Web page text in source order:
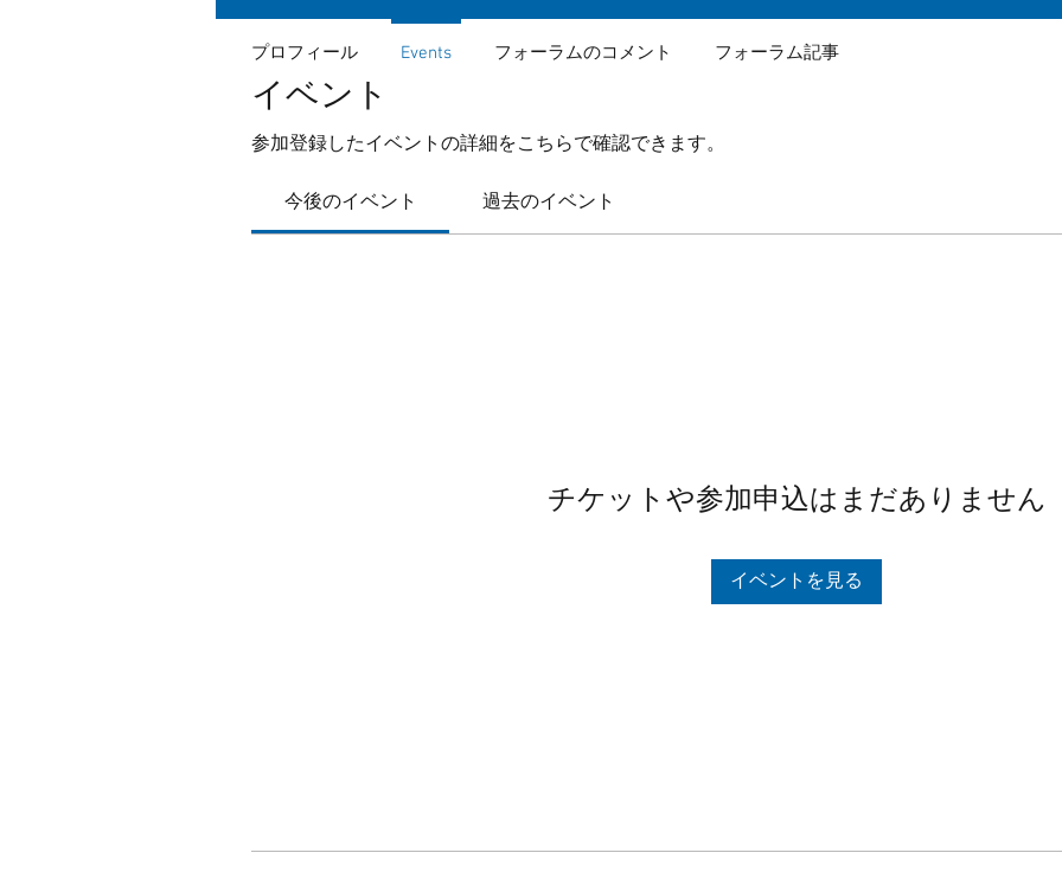
イベント
参加登録したイベントの詳細をこちらで確認できます。
今後のイベント 過去のイベント
チケットや参加申込はまだありません
イベントを見る
プロフィール Events フォーラムのコメント フォーラム記事